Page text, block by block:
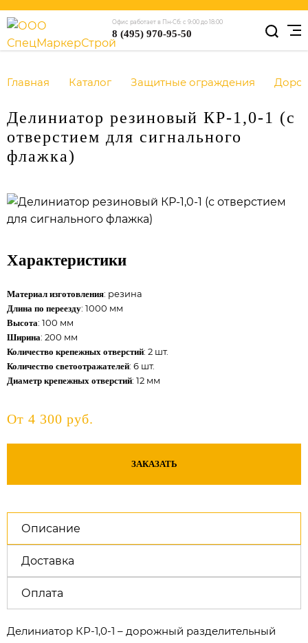
Офис работает в Пн-Сб: с 9:00 до 18:00
8 (495) 970-95-50
Главная Каталог Защитные ограждения
Делиниатор резиновый КР-1,0-1 (с
отверстием для сигнального
флажка)
Характеристики
Материал изготовления: резина
Длина по переезду: 1000 мм
Высота: 100 мм
Ширина: 200 мм
Количество крепежных отверстий: 2 шт.
Количество светоотражателей: 6 шт.
Диаметр крепежных отверстий: 12 мм
От 4 300 руб.
ЗАКАЗАТЬ
Описание
Доставка
Оплата
Делиниатор КР-1,0-1 – дорожный разделительный